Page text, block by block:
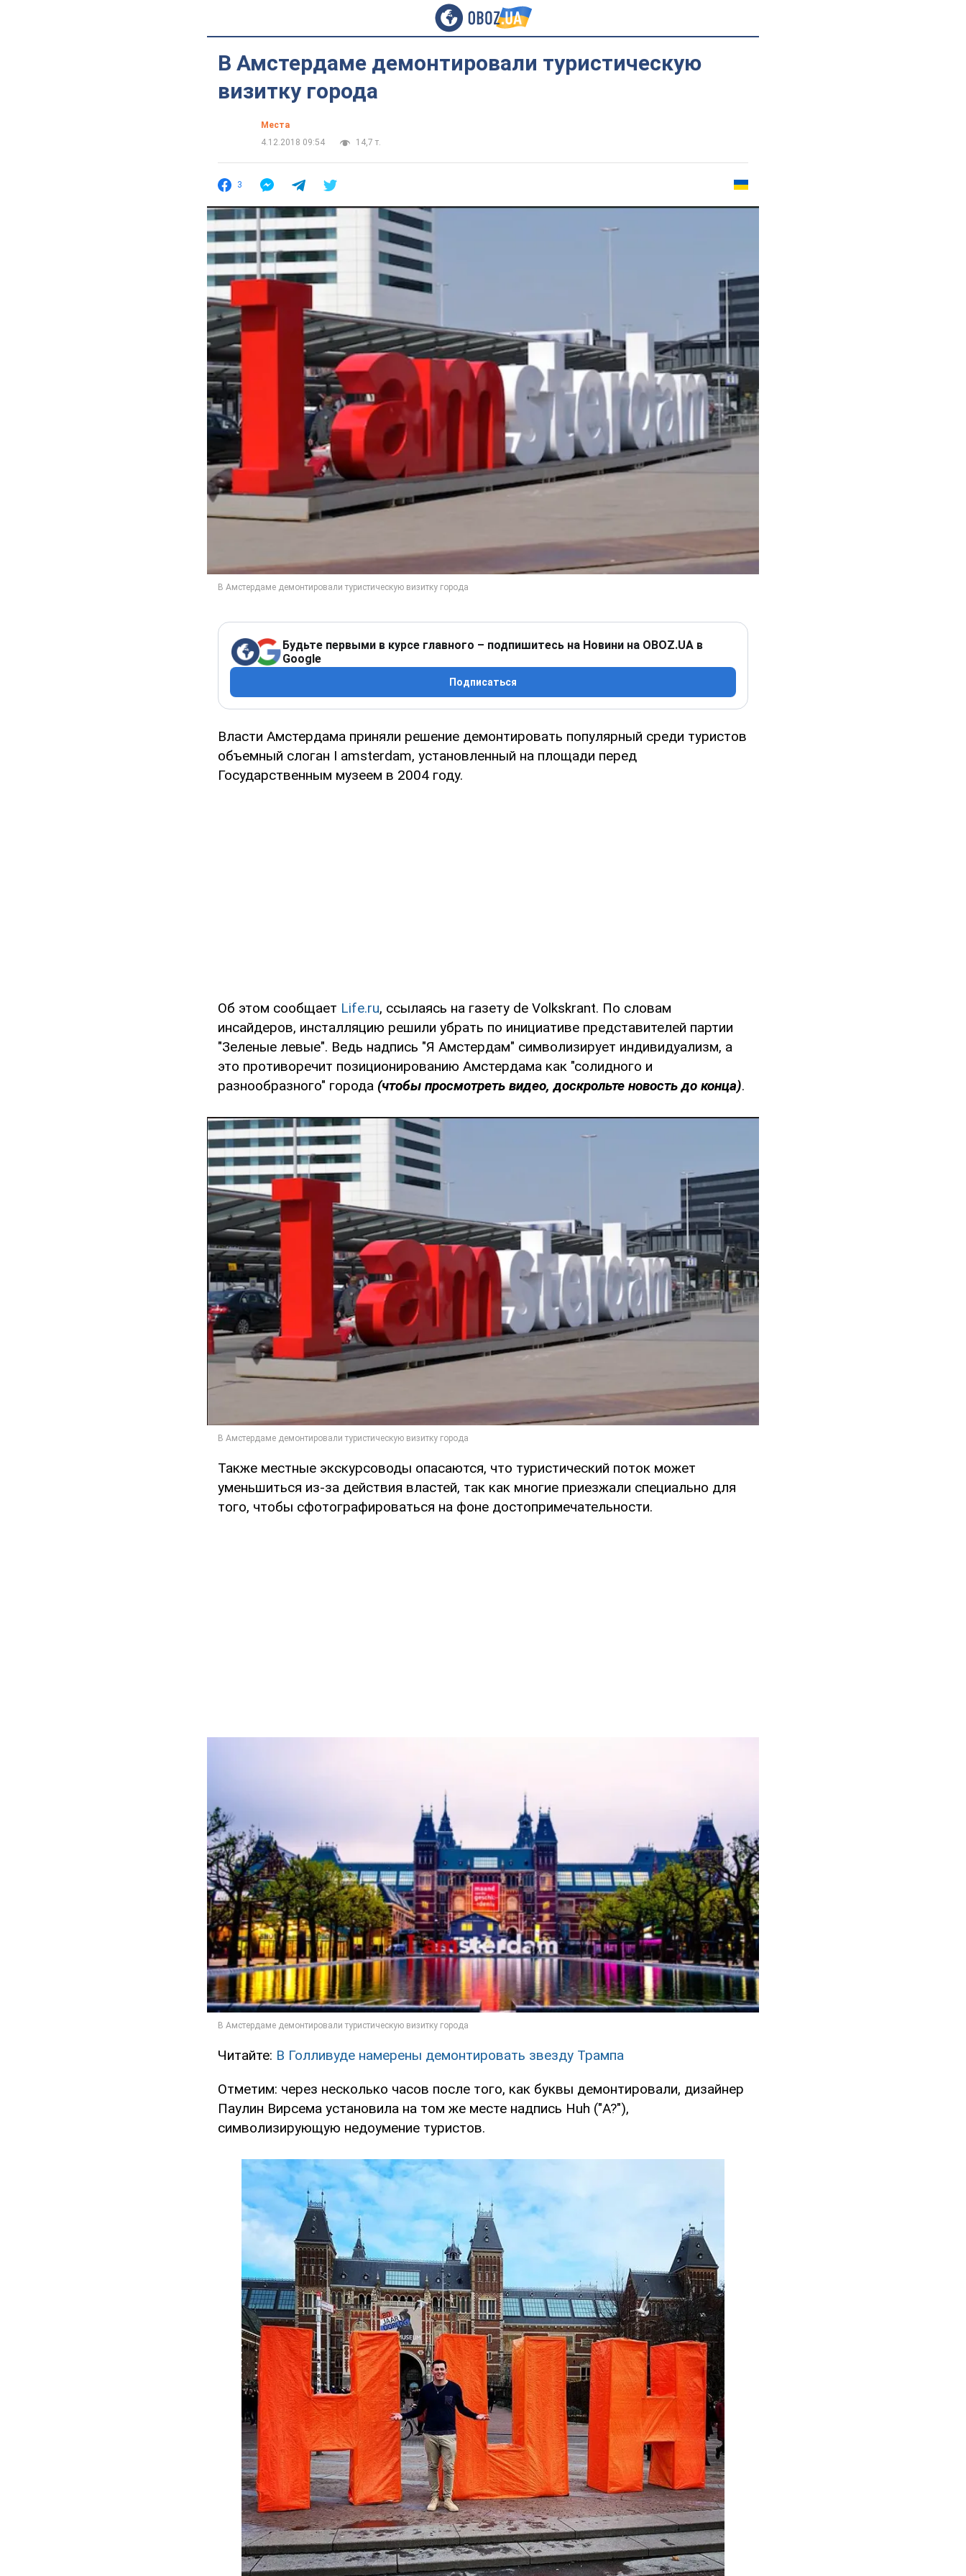
В Амстердаме демонтировали туристическую
визитку города
Места
4.12.2018 09:54
14,7 т.
3
Будьте первыми в курсе главного – подпишитесь на Новини на OBOZ.UA в
Google
Подписаться
Власти Амстердама приняли решение демонтировать популярный среди туристов
объемный слоган I amsterdam, установленный на площади перед
Государственным музеем в 2004 году.
Об этом сообщает Life.ru, ссылаясь на газету de Volkskrant. По словам
инсайдеров, инсталляцию решили убрать по инициативе представителей партии
"Зеленые левые". Ведь надпись "Я Амстердам" символизирует индивидуализм, а
это противоречит позиционированию Амстердама как "солидного и
разнообразного" города (чтобы просмотреть видео, доскрольте новость до конца).
Также местные экскурсоводы опасаются, что туристический поток может
уменьшиться из-за действия властей, так как многие приезжали специально для
того, чтобы сфотографироваться на фоне достопримечательности.
Читайте: В Голливуде намерены демонтировать звезду Трампа
Отметим: через несколько часов после того, как буквы демонтировали, дизайнер
Паулин Вирсема установила на том же месте надпись Huh ("А?"),
символизирующую недоумение туристов.